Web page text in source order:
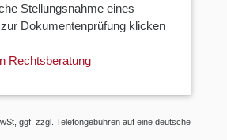
Stellungsnahme eines
Dokumentenprüfung klicken
Rechtsberatung
ggf. zzgl. Telefongebühren auf eine deutsche